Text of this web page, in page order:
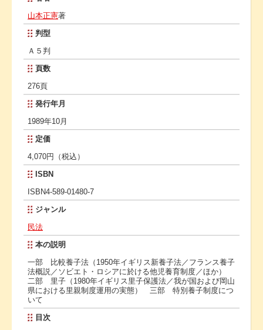
山本正憲著
判型
Ａ５判
頁数
276頁
発行年月
1989年10月
定価
4,070円（税込）
ISBN
ISBN4-589-01480-7
ジャンル
民法
本の説明
一部 比較養子法（1950年イギリス新養子法／フランス養子
法概説／ソビエト・ロシアに於ける他児養育制度／ほか）
二部 里子（1980年イギリス里子保護法／我が国および岡山
県における里親制度運用の実態） 三部 特別養子制度につ
いて
目次